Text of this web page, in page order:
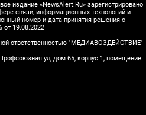
издание «NewsAlert.Ru» зарегистрировано
связи, информационных технологий и
номер и дата принятия решения о
19.08.2022
ответственностью "МЕДИАВОЗДЕЙСТВИЕ"
ул, дом 65, корпус 1, помещение